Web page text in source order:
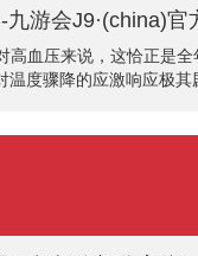
游会J9·(china)
高血压来说，这恰正是
度骤降的应激响应极